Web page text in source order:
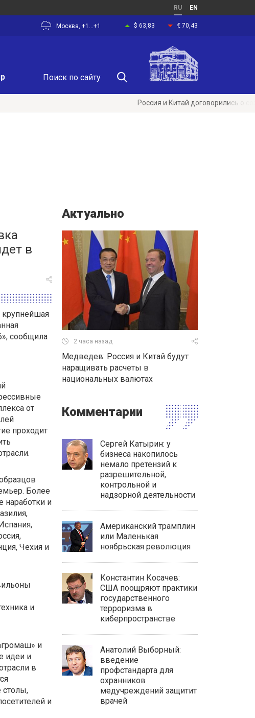
RU EN
$ 63,83 € 70,43
Москва, +1...+1
Россия и Китай договорились о
в
крупнейшая
сообщила
от
проходит
Более
наработки и
Чехия и
и
и
идеи и
в
столы,
и
Актуально
2 часа назад
Медведев: Россия и Китай будут
наращивать расчеты в
национальных валютах
Комментарии
Сергей Катырин: у
бизнеса накопилось
немало претензий к
разрешительной,
контрольной и
надзорной деятельности
Американский трамплин
или Маленькая
ноябрьская революция
Константин Косачев:
США поощряют практики
государственного
терроризма в
киберпространстве
Анатолий Выборный:
введение
профстандарта для
охранников
медучреждений защитит
врачей